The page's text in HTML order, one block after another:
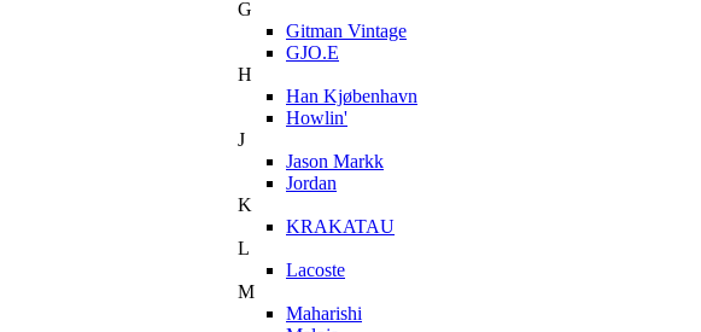
G
Gitman Vintage
GJO.E
H
Han Kjøbenhavn
Howlin'
J
Jason Markk
Jordan
K
KRAKATAU
L
Lacoste
M
Maharishi